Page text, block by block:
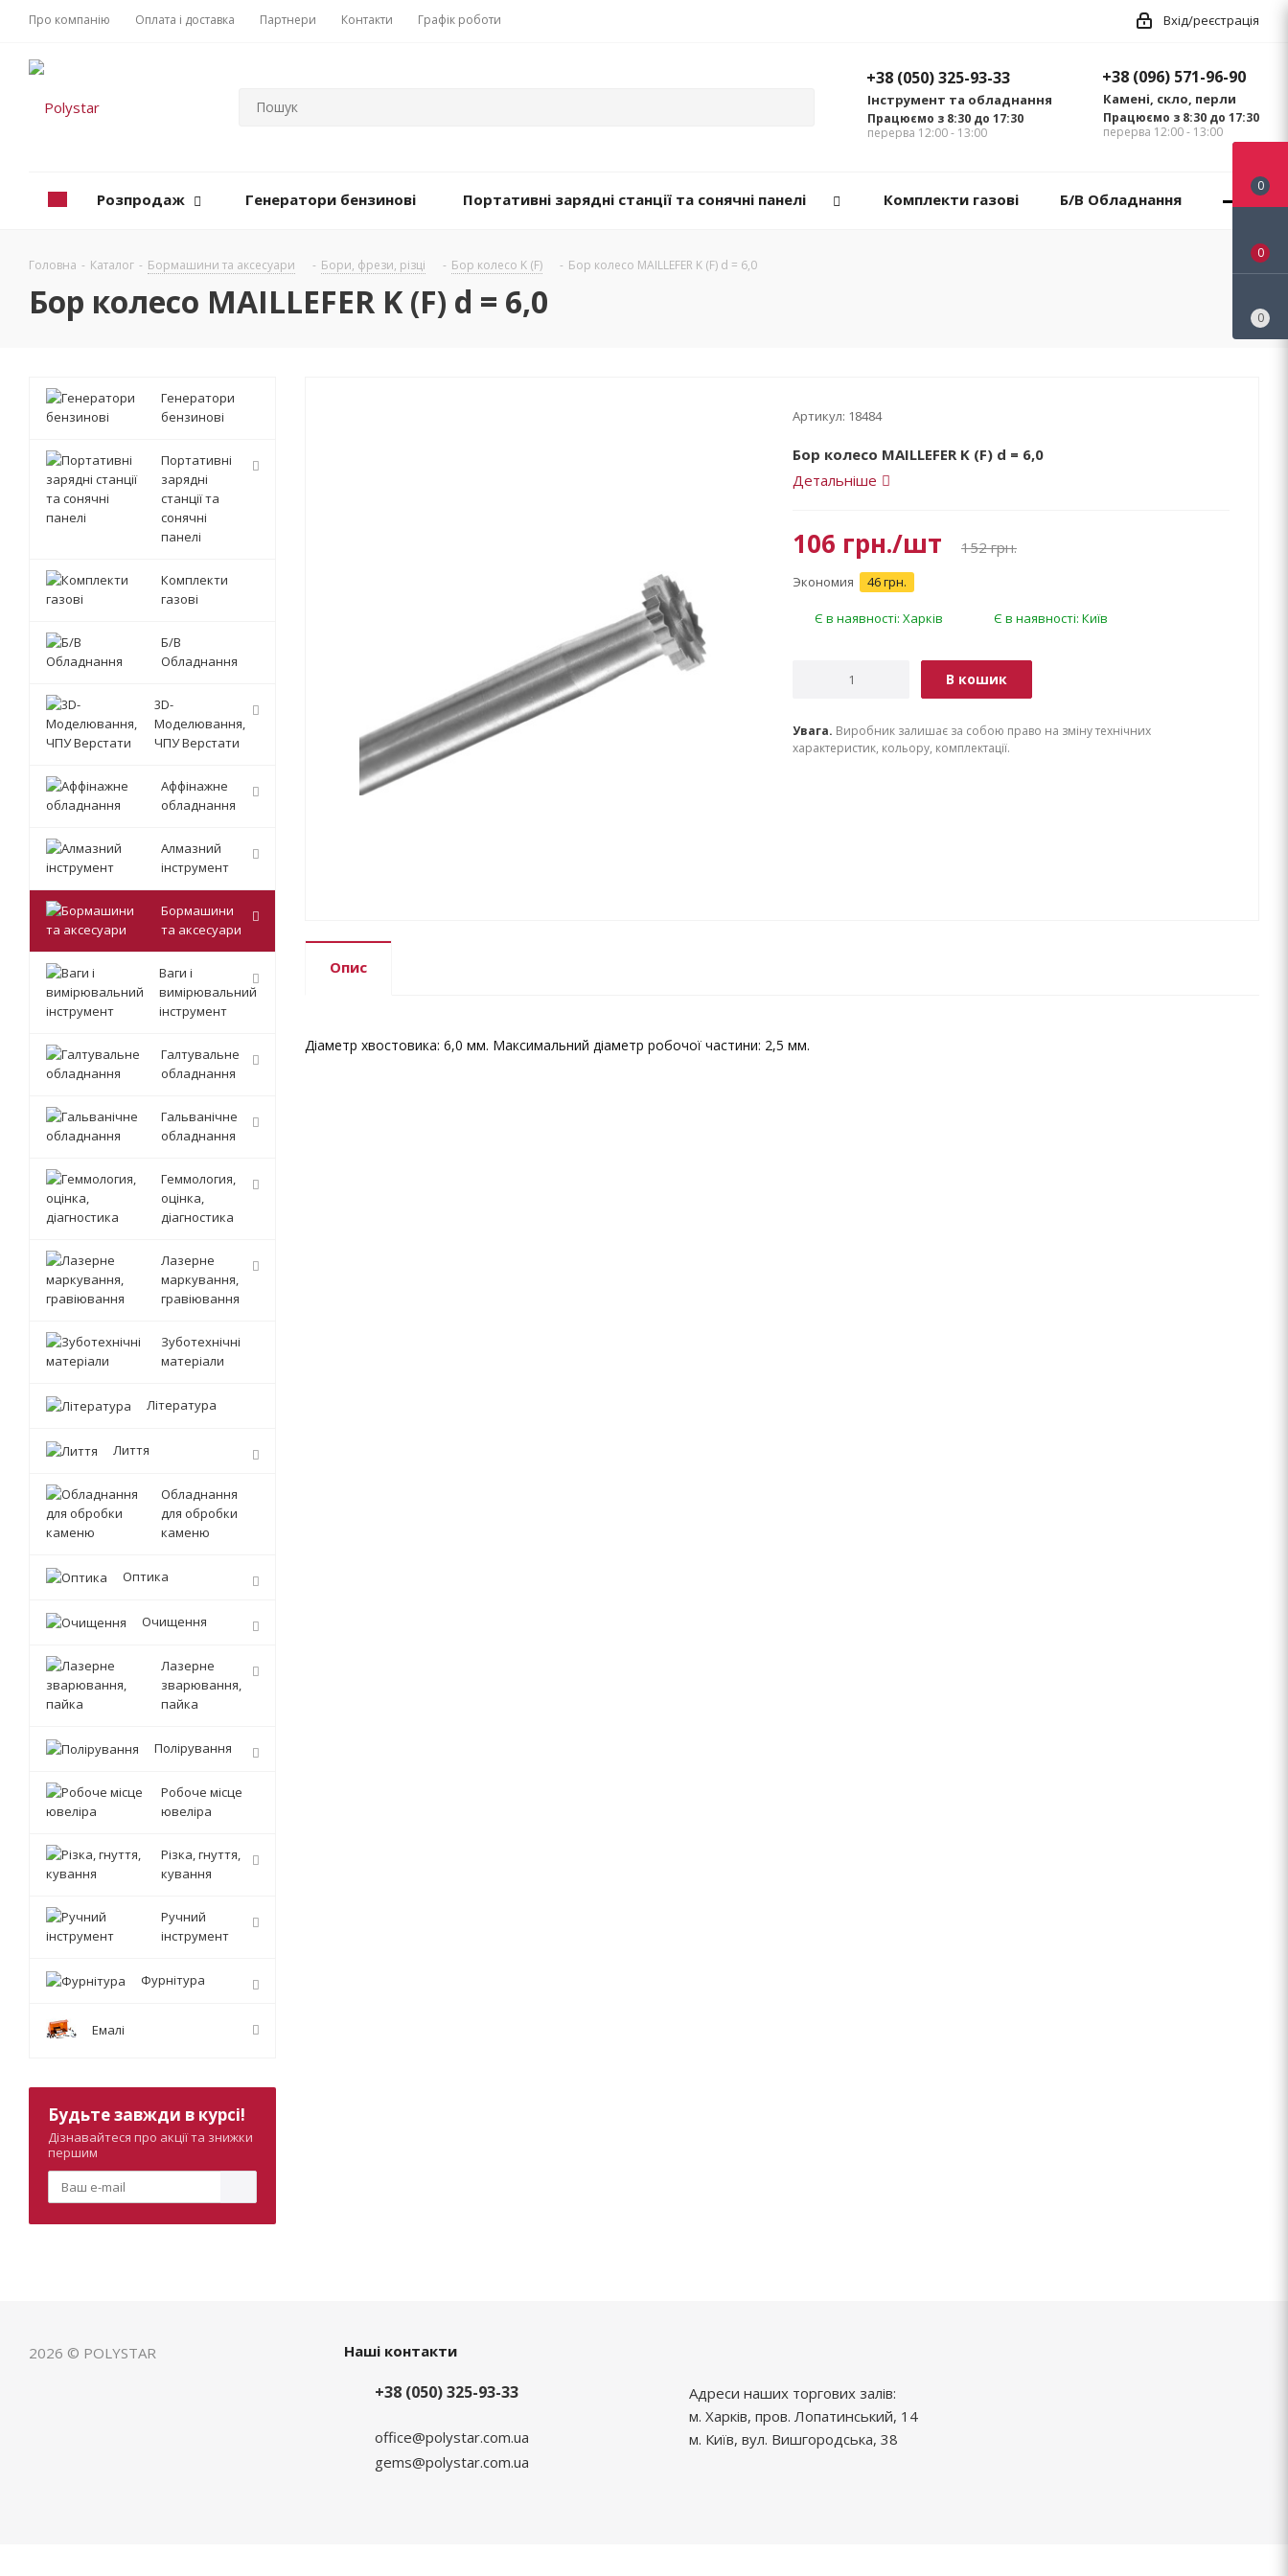
Про компанію Оплата і доставка Партнери Контакти Графік роботи Вхід/реєстрація
+38 (096) 571-96-90
Камені, скло, перли
Працюємо з 8:30 до 17:30
перерва 12:00 - 13:00
+38 (050) 325-93-33
Інструмент та обладнання
Працюємо з 8:30 до 17:30
перерва 12:00 - 13:00
Розпродаж Генератори бензинові Портативні зарядні станції та сонячні панелі Комплекти газові Б/В Обладнання
Головна - Каталог - Бормашини та аксесуари - Бори, фрези, різці - Бор колесо K (F) - Бор колесо MAILLEFER K (F) d = 6,0
Бор колесо MAILLEFER K (F) d = 6,0
Артикул: 18484
Бор колесо MAILLEFER K (F) d = 6,0
Детальніше
106 грн./шт 152грн.
Экономия 46 грн.
Є в наявності: Харків Є в наявності: Київ
В кошик
Увага. Виробник залишає за собою право на зміну технічних
характеристик, кольору, комплектації.
Опис
Діаметр хвостовика: 6,0 мм. Максимальний діаметр робочої частини: 2,5 мм.
Генератори
бензинові
Портативні
зарядні
станції та
сонячні
панелі
Комплекти
газові
Б/В
Обладнання
3D-
Моделювання,
ЧПУ Верстати
Аффінажне
обладнання
Алмазний
інструмент
Бормашини
та аксесуари
Ваги і
вимірювальний
інструмент
Галтувальне
обладнання
Гальванічне
обладнання
Геммология,
оцінка,
діагностика
Лазерне
маркування,
гравіювання
Зуботехнічні
матеріали
Література
Лиття
Обладнання
для обробки
каменю
Оптика
Очищення
Лазерне
зварювання,
пайка
Полірування
Робоче місце
ювеліра
Різка, гнуття,
кування
Ручний
інструмент
Фурнітура
Емалі
Будьте завжди в курсі!
Дізнавайтеся про акції та знижки
першим
2026 © POLYSTAR Наші контакти
+38 (050) 325-93-33
office@polystar.com.ua
gems@polystar.com.ua
Адреси наших торгових залів:
м. Харків, пров. Лопатинський, 14
м. Київ, вул. Вишгородська, 38
0
0
0